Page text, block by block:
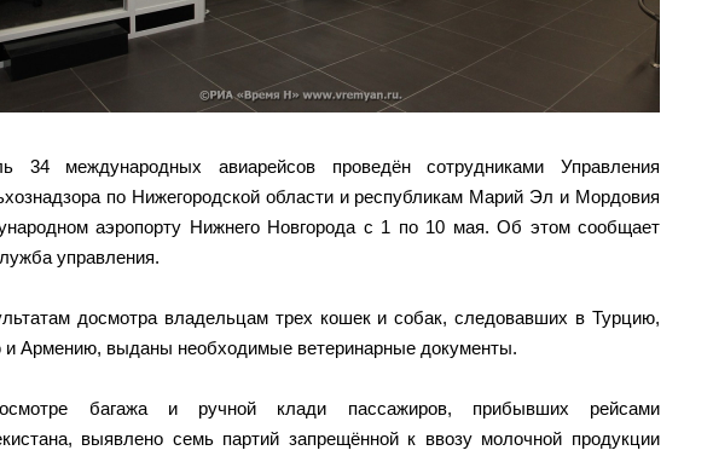
34 международных авиарейсов проведён сотрудниками Управления
по Нижегородской области и республикам Марий Эл и Мордовия
аэропорту Нижнего Новгорода с 1 по 10 мая. Об этом сообщает
управления.
досмотра владельцам трех кошек и собак, следовавших в Турцию,
Армению, выданы необходимые ветеринарные документы.
багажа и ручной клади пассажиров, прибывших рейсами
выявлено семь партий запрещённой к ввозу молочной продукции